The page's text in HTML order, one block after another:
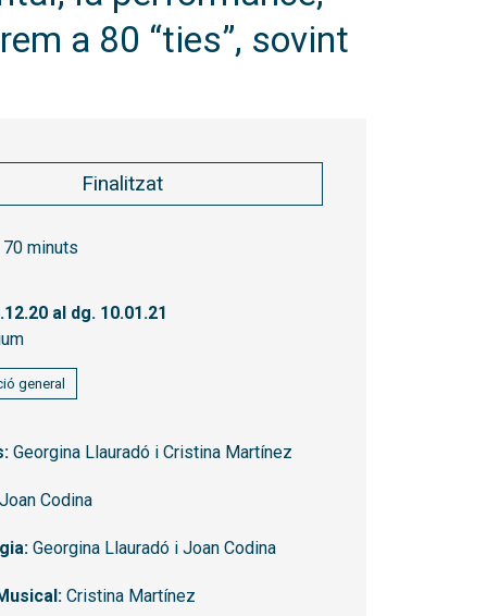
a 80 “ties”, sovint
Finalitzat
70 minuts
al dg. 10.01.21
general
Georgina Llauradó i Cristina Martínez
Joan Codina
Georgina Llauradó i Joan Codina
Cristina Martínez